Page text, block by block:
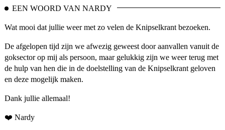
EEN WOORD VAN NARDY
Wat mooi dat jullie weer met zo velen de Knipselkrant bezoeken.
De afgelopen tijd zijn we afwezig geweest door aanvallen vanuit de
goksector op mij als persoon, maar gelukkig zijn we weer terug met
de hulp van hen die in de doelstelling van de Knipselkrant geloven
en deze mogelijk maken.
Dank jullie allemaal!
❤️ Nardy